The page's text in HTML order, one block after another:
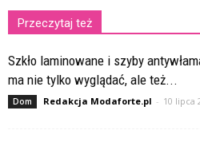
Przeczytaj też
Szkło laminowane i szyby
ma nie tylko wyglądać, ale też...
Dom Redakcja Modaforte.pl - 10 lipca